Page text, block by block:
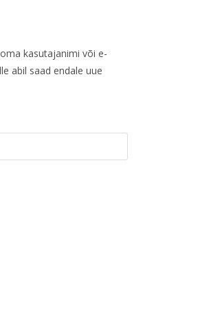
kasutajanimi või e-
abil saad endale uue